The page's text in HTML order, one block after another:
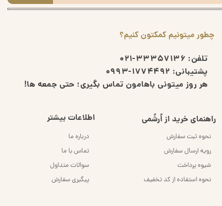
چطور میتونیم کمکتون کنیم؟
تلفن: 33357136-021
پشتیبانی: 1774492-0993
هر روز میتونی باهامون تماس بگیری؛ حتی جمعه ها!
راهنمای خرید از اُرشُمی
نحوه ثبت سفارش
رویه ارسال سفارش
شیوه پرداخت
نحوه استفاده از کد تخفیف
اطلاعات بیشتر
درباره ما
تماس با ما
سوالات متداول
پیگیری سفارش